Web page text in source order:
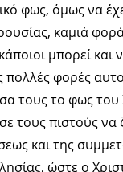
φως, όμως να
καμιά
μπορεί και
φορές
τους το φως του
τους πιστούς να
και της
ώστε ο